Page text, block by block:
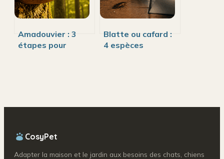
Amadouvier : 3
étapes pour
Blatte ou cafard :
4 espèces
CosyPet
Adapter la maison et le jardin aux besoins des chats, chiens